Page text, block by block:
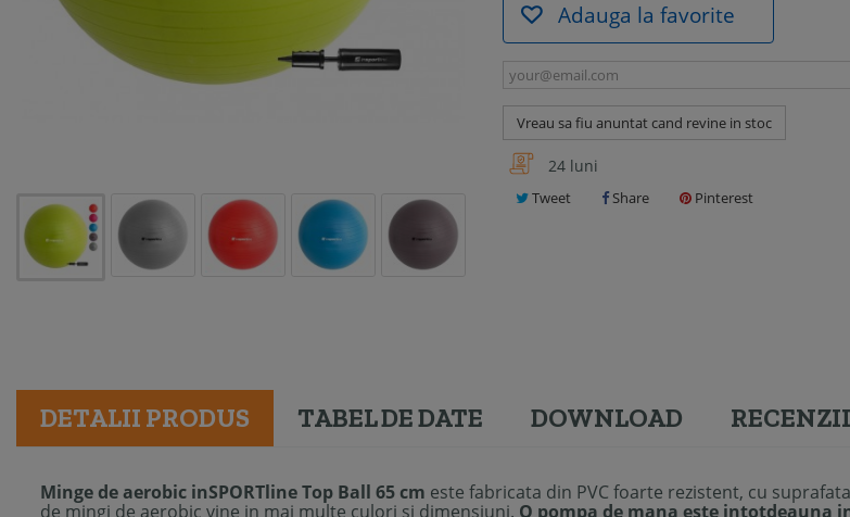
Adauga la favorite
Vreau sa fiu anuntat cand revine in stoc
24 luni
Tweet Share Pinterest
DETALII PRODUS TABEL DE DATE DOWNLOAD RECENZII
Minge de aerobic inSPORTline Top Ball 65 cm este fabricata din PVC foarte rezistent, cu
de mingi de aerobic vine in mai multe culori si dimensiuni. O pompa de mana este intotdeauna